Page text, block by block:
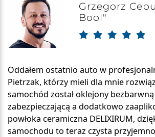
Grzegorz
Bool"
Oddałem ostatnio auto w
Pietrzak, którzy mieli dla mnie
samochód został oklejony
zabezpieczającą a dodatkowo
powłoka ceramiczna DELIXIRUM,
samochodu to teraz czysta